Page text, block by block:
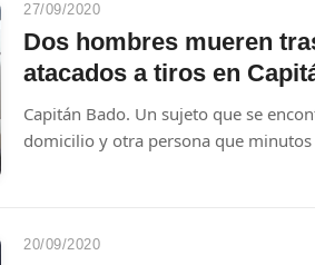
27/09/2020
Dos hombres mueren
atacados a tiros en
Capitán Bado. Un sujeto que se
domicilio y otra persona que
20/09/2020